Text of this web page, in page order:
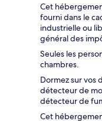
Cet
fourni dans le
industrielle ou
général des
Seules les
chambres.
Dormez sur vos
détecteur de
détecteur de
Cet